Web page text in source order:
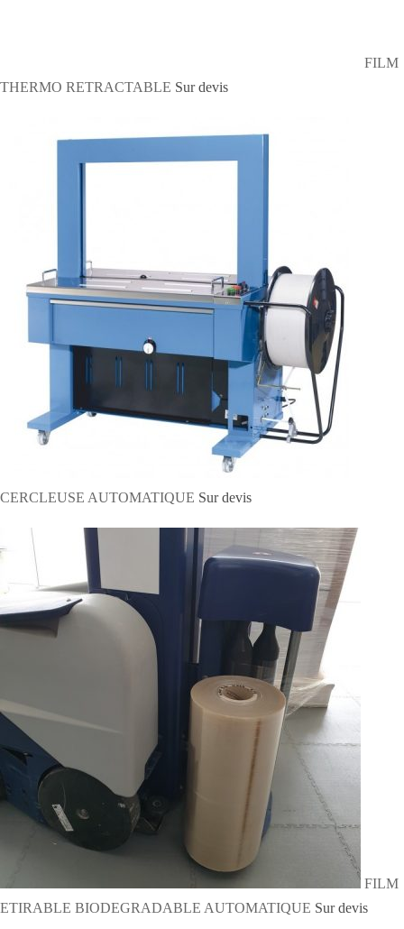
FILM
THERMO RETRACTABLE Sur devis
CERCLEUSE AUTOMATIQUE Sur devis
FILM
ETIRABLE BIODEGRADABLE AUTOMATIQUE Sur devis